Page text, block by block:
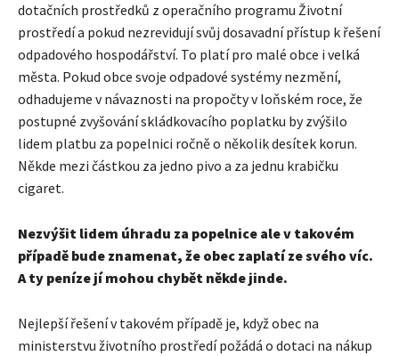
dotačních prostředků z operačního programu Životní
prostředí a pokud nezrevidují svůj dosavadní přístup k řešení
odpadového hospodářství. To platí pro malé obce i velká
města. Pokud obce svoje odpadové systémy nezmění,
odhadujeme v návaznosti na propočty v loňském roce, že
postupné zvyšování skládkovacího poplatku by zvýšilo
lidem platbu za popelnici ročně o několik desítek korun.
Někde mezi částkou za jedno pivo a za jednu krabičku
cigaret.
Nezvýšit lidem úhradu za popelnice ale v takovém
případě bude znamenat, že obec zaplatí ze svého víc.
A ty peníze jí mohou chybět někde jinde.
Nejlepší řešení v takovém případě je, když obec na
ministerstvu životního prostředí požádá o dotaci na nákup